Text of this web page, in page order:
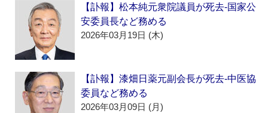
【訃報】松本純元衆院議員が死去‐国家公
安委員長など務める
2026年03月19日 (木)
【訃報】漆畑日薬元副会長が死去‐中医協
委員など務める
2026年03月09日 (月)